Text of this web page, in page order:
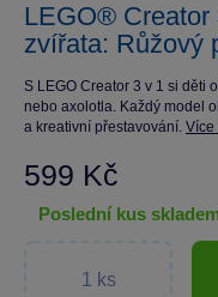
LEGO® Creator
zvířata: Růžový
S LEGO Creator 3 v 1 si děti
nebo axolotla. Každý model
a kreativní přestavování. Více
599 Kč
poslední kus